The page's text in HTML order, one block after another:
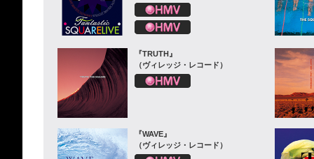
『TRUTH』
（ヴィレッジ・レコード）
『WAVE』
（ヴィレッジ・レコード）